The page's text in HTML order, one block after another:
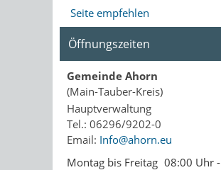
Seite empfehlen
Öffnungszeiten
Gemeinde Ahorn
(Main-Tauber-Kreis)
Hauptverwaltung
Tel.: 06296/9202-0
Email: Info@ahorn.eu
Montag bis Freitag 08:00 Uhr